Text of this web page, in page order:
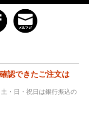
認できたご注文は
・日・祝日は銀行振込の